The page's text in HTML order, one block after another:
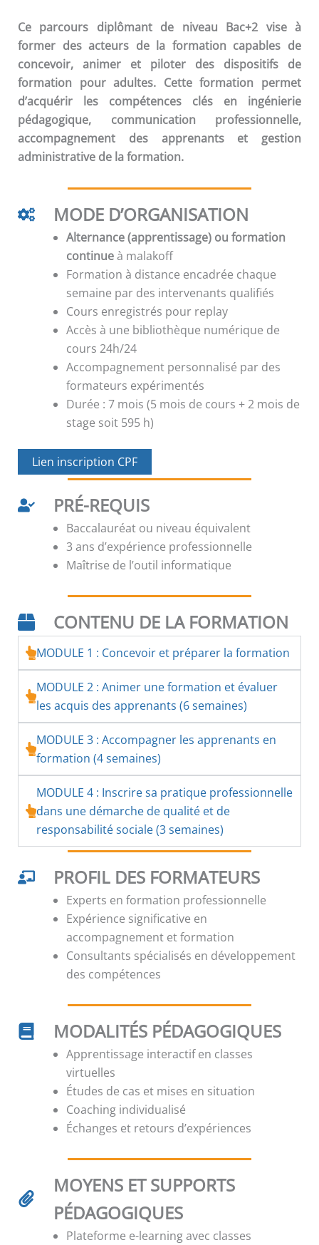
Ce parcours diplômant de niveau Bac+2 vise à
former des acteurs de la formation capables de
concevoir, animer et piloter des dispositifs de
formation pour adultes. Cette formation permet
d’acquérir les compétences clés en ingénierie
pédagogique, communication professionnelle,
accompagnement des apprenants et gestion
administrative de la formation.
MODE D’ORGANISATION
Alternance (apprentissage) ou formation
continueà malakoff
Formation à distance encadrée chaque
semaine par des intervenants qualifiés
Cours enregistrés pour replay
Accès à une bibliothèque numérique de
cours 24h/24
Accompagnement personnalisé par des
formateurs expérimentés
Durée : 7 mois (5 mois de cours + 2 mois de
stage soit 595 h)
Lien inscription CPF
PRÉ-REQUIS
Baccalauréat ou niveau équivalent
3 ans d’expérience professionnelle
Maîtrise de l’outil informatique
CONTENU DE LA FORMATION
MODULE 1 : Concevoir et préparer la formation
MODULE 2 : Animer une formation et évaluer
les acquis des apprenants (6 semaines)
MODULE 3 : Accompagner les apprenants en
formation (4 semaines)
MODULE 4 : Inscrire sa pratique professionnelle
dans une démarche de qualité et de
responsabilité sociale (3 semaines)
PROFIL DES FORMATEURS
Experts en formation professionnelle
Expérience significative en
accompagnement et formation
Consultants spécialisés en développement
des compétences
MODALITÉS PÉDAGOGIQUES
Apprentissage interactif en classes
virtuelles
Études de cas et mises en situation
Coaching individualisé
Échanges et retours d’expériences
MOYENS ET SUPPORTS
PÉDAGOGIQUES
Plateforme e-learning avec classes